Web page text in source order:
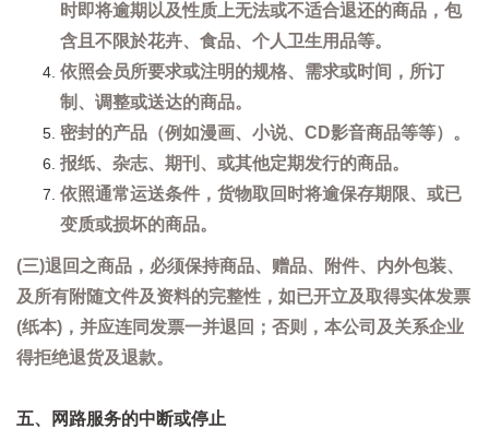
时即将逾期以及性质上无法或不适合退还的商品，包
含且不限於花卉、食品、个人卫生用品等。
依照会员所要求或注明的规格、需求或时间，所订
制、调整或送达的商品。
密封的产品（例如漫画、小说、CD影音商品等等）。
报纸、杂志、期刊、或其他定期发行的商品。
依照通常运送条件，货物取回时将逾保存期限、或已
变质或损坏的商品。
(三)退回之商品，必须保持商品、赠品、附件、内外包装、
及所有附随文件及资料的完整性，如已开立及取得实体发票
(纸本)，并应连同发票一并退回；否则，本公司及关系企业
得拒绝退货及退款。
五、网路服务的中断或停止